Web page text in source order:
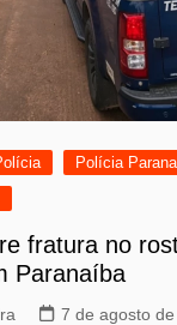
Polícia
fratura no
Paranaíba
7 de agosto